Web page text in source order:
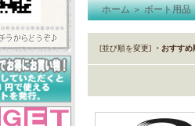
ホーム＞ボート用品
[並び順を変更] ・おすすめ